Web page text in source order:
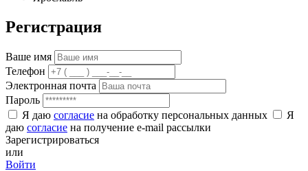
Регистрация
Ваше имя
Телефон
Электронная почта
Пароль
Я даю согласие на обработку персональных данных
Я
даю согласие на получение e-mail рассылки
Зарегистрироваться
или
Войти